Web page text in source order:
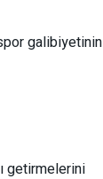
galibiyetinin
getirmelerini